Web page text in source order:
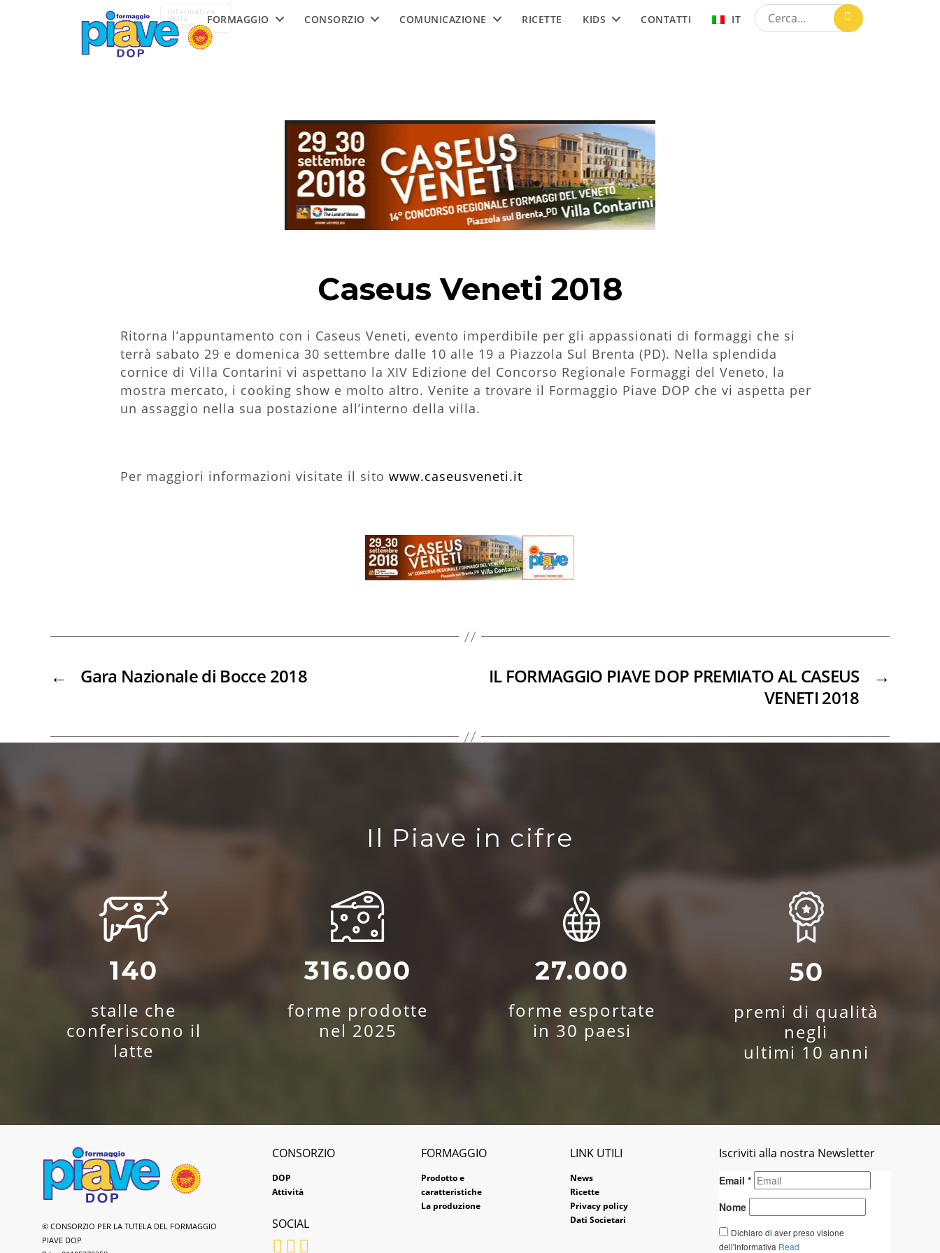
Formaggio
Piave
DOP
FORMAGGIO CONSORZIO COMUNICAZIONE RICETTE KIDS CONTATTI IT
Caseus Veneti 2018
Ritorna l’appuntamento con i Caseus Veneti, evento imperdibile per gli appassionati di formaggi che si
terrà sabato 29 e domenica 30 settembre dalle 10 alle 19 a Piazzola Sul Brenta (PD). Nella splendida
cornice di Villa Contarini vi aspettano la XIV Edizione del Concorso Regionale Formaggi del Veneto, la
mostra mercato, i cooking show e molto altro. Venite a trovare il Formaggio Piave DOP che vi aspetta per
un assaggio nella sua postazione all’interno della villa.
Per maggiori informazioni visitate il sito www.caseusveneti.it
← Gara Nazionale di Bocce 2018 →
IL FORMAGGIO PIAVE DOP PREMIATO AL CASEUS
VENETI 2018
Il Piave in cifre
140
stalle che
conferiscono il
latte
316.000
forme prodotte
nel 2025
27.000
forme esportate
in 30 paesi
50
premi di qualità
negli
ultimi 10 anni
Formaggio
Piave
DOP
© CONSORZIO PER LA TUTELA DEL FORMAGGIO
PIAVE DOP
CONSORZIO
DOP
Attività
SOCIAL
FORMAGGIO
Prodotto e
caratteristiche
La produzione
LINK UTILI
News
Ricette
Privacy policy
Dati Societari
Iscriviti alla nostra Newsletter
Informativa
sulla
raccolta